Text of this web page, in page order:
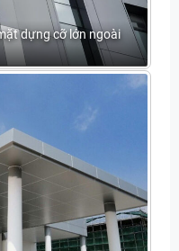
dựng cỡ lớn ngoài